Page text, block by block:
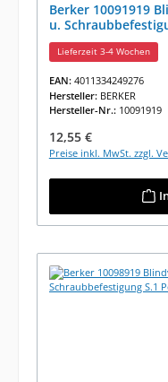
Berker 10091919
u.
Polarweiß,Matt
Lieferzeit 3-4 Wochen
EAN: 4011334249276
Hersteller: BERKER
Hersteller-Nr.: 10091919
Regulärer Preis:
12,55 €
Preise inkl. MwSt. zzgl.